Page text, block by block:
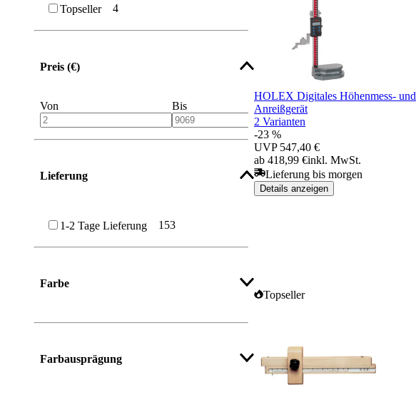
Topseller 4
Preis (€)
Von Bis
Lieferung
1-2 Tage Lieferung 153
Farbe
Farbausprägung
HOLEX Digitales Höhenmess- und
Anreißgerät
2 Varianten
-23 %
UVP 547,40 €
ab 418,99 €inkl. MwSt.
Lieferung bis morgen
Details anzeigen
Topseller